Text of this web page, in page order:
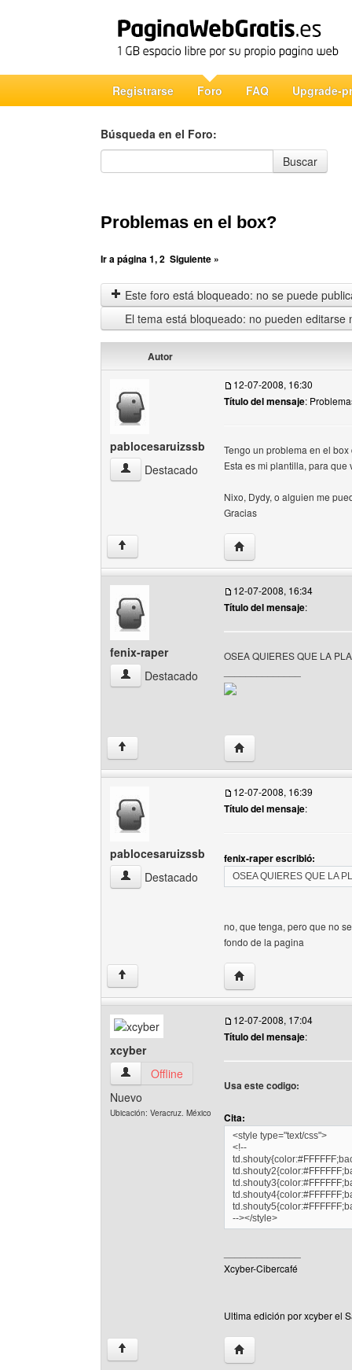
Registrarse Foro FAQ Upgrade-
Búsqueda en el Foro:
Búsqueda en el Foro
Buscar
Problemas en el box?
Ir a página1,2 Siguiente »
Este foro está bloqueado: no se puede
El tema está bloqueado: no pueden editarse
Autor
pablocesaruizssb
pablocesaruizssb Ver perfil del usuario
Destacado
12-07-2008, 16:30
Título del mensaje:
Tengo un problema en el
Esta es mi plantilla, para que
Nixo, Dydy, o alguien me
Gracias
↑ Visitar sitio web del
fenix-raper
fenix-raper Ver perfil del usuario
Destacado
12-07-2008, 16:34
Título del mensaje:
OSEA QUIERES QUE LA
↑ Visitar sitio web del
pablocesaruizssb
pablocesaruizssb Ver perfil del usuario
Destacado
12-07-2008, 16:39
Título del mensaje:
fenix-raper escribió:
OSEA QUIERES QUE LA
no, que tenga, pero que no
fondo de la pagina
↑ Visitar sitio web del
xcyber
xcyber Ver perfil del usuario
Offline
Nuevo
Ubicación: Veracruz. México
12-07-2008, 17:04
Título del mensaje:
Usa este codigo:
Cita:
<style type="text/css">
<!--
--></style>
Xcyber-Cibercafé
Ultima edición por xcyber el
↑ Visitar sitio web del